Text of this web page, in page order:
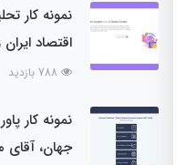
اقتصاد
788 بازدید
نمونه کار
جهان، آقای